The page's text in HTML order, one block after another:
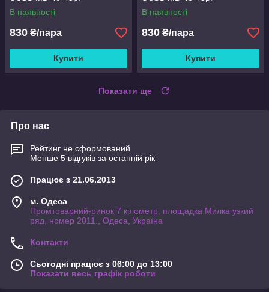
В наявності
830 ₴/пара
Купити
В наявності
830 ₴/пара
Купити
Показати ще
Про нас
Рейтинг не сформований
Менше 5 відгуків за останній рік
Працює з 21.06.2013
м. Одеса
Промтоварний-ринок 7 кілометр, площадка Милка узкий
ряд, номер 2011., Одеса, Україна
Контакти
Сьогодні працює з 06:00 до 13:00
Показати весь графік роботи